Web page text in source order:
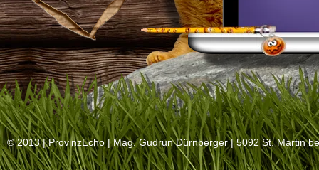
© 2013 |ProvinzEcho | Mag. Gudrun Dürnberger | 5092 St. Martin